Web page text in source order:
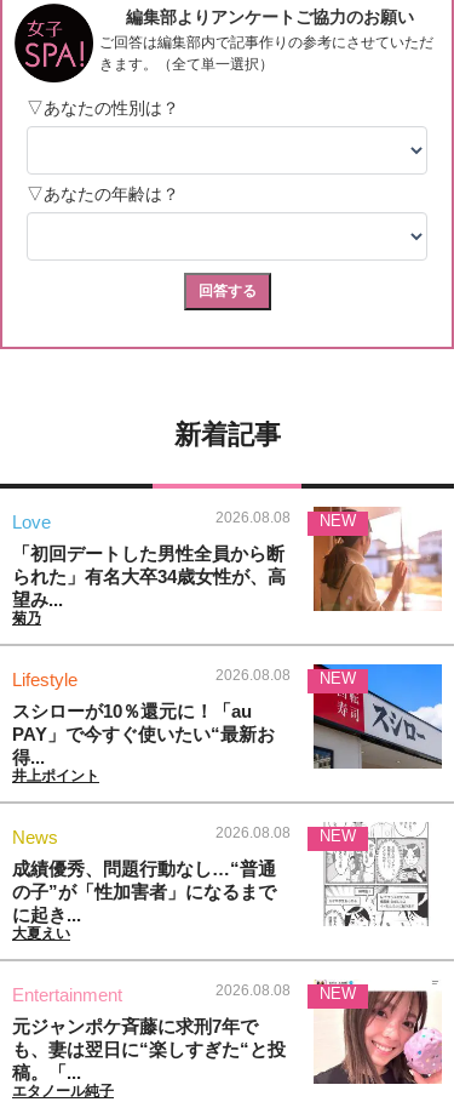
新着記事
Love 2026.08.08
「初回デートした男性全員から断
られた」有名大卒34歳女性が、高
望み...
菊乃
NEW
Lifestyle 2026.08.08
スシローが10％還元に！「au
PAY」で今すぐ使いたい“最新お
得...
井上ポイント
NEW
News 2026.08.08
成績優秀、問題行動なし…“普通
の子”が「性加害者」になるまで
に起き...
大夏えい
NEW
Entertainment 2026.08.08
元ジャンポケ斉藤に求刑7年で
も、妻は翌日に“楽しすぎた“と投
稿。「...
エタノール純子
NEW